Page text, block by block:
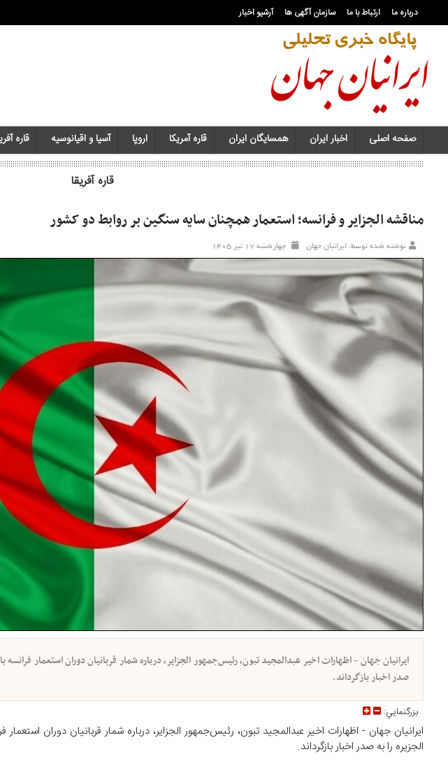
درباره ما ارتباط با ما سازمان آگهی ها آرشیو اخبار
صفحه اصلی اخبار ایران همسایگان ایران قاره آمریکا اروپا آسیا و اقیانوسیه قاره
قاره آفریقا
مناقشه الجزایر و فرانسه؛ استعمار همچنان سایه سنگین بر روابط دو کشور
نوشته شده توسط: ایرانیان جهان چهارشنبه ۱۷ تير ۱۴۰۵
ایرانیان جهان - اظهارات اخیر عبدالمجید تبون، رئیس‌جمهور الجزایر، درباره شمار قربانیان دوران استعمار
صدر اخبار بازگرداند.
بزرگنمايي:
ایرانیان جهان - اظهارات اخیر عبدالمجید تبون، رئیس‌جمهور الجزایر، درباره شمار قربانیان دوران
الجزیره را به صدر اخبار بازگرداند.